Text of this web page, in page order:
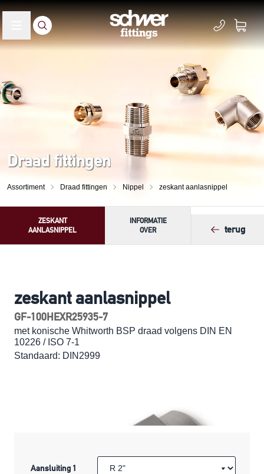
Draad fittingen
Assortiment Draad fittingen Nippel zeskant aanlasnippel
ZESKANT
AANLASNIPPEL
INFORMATIE
OVER
terug
zeskant aanlasnippel
GF-100HEXR25935-7
met konische Whitworth BSP draad volgens DIN EN
10226 / ISO 7-1
Standaard: DIN2999
Aansluiting 1